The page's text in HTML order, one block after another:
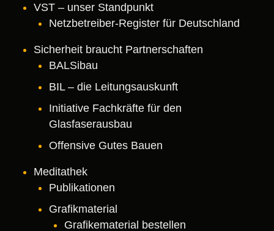
VST – unser Standpunkt
Netzbetreiber-Register für Deutschland
Sicherheit braucht Partnerschaften
BALSibau
BIL – die Leitungsauskunft
Initiative Fachkräfte für den
Glasfaserausbau
Offensive Gutes Bauen
Meditathek
Publikationen
Grafikmaterial
Grafikematerial bestellen